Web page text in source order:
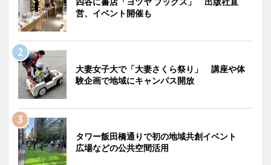
営、イベント開催も
大妻女子大で「大妻さくら祭り」 講座や体
験企画で地域にキャンパス開放
タワー飯田橋通りで初の地域共創イベント
広場などの公共空間活用